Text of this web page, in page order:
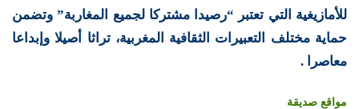
للأمازيغية التي تعتبر “رصيدا مشتركا لجميع المغاربة” وتضمن
حماية مختلف التعبيرات الثقافية المغربية، تراثا أصيلا وإبداعا
معاصرا .
مواقع صديقة